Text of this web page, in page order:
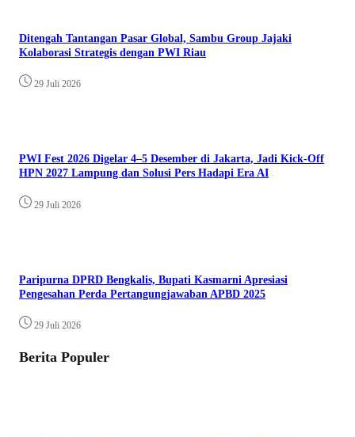
Ditengah Tantangan Pasar Global, Sambu Group Jajaki
Kolaborasi Strategis dengan PWI Riau
29 Juli 2026
PWI Fest 2026 Digelar 4–5 Desember di Jakarta, Jadi Kick-Off
HPN 2027 Lampung dan Solusi Pers Hadapi Era AI
29 Juli 2026
Paripurna DPRD Bengkalis, Bupati Kasmarni Apresiasi
Pengesahan Perda Pertangungjawaban APBD 2025
29 Juli 2026
Berita Populer